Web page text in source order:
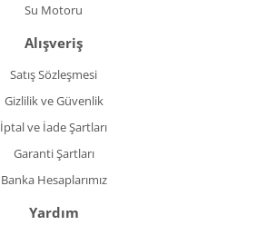
Su Motoru
Alışveriş
Satış Sözleşmesi
Gizlilik ve Güvenlik
İptal ve İade Şartları
Garanti Şartları
Banka Hesaplarımız
Yardım